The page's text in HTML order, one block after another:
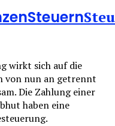
Steuern
wirkt sich auf die
von nun an getrennt
Die Zahlung einer
haben eine